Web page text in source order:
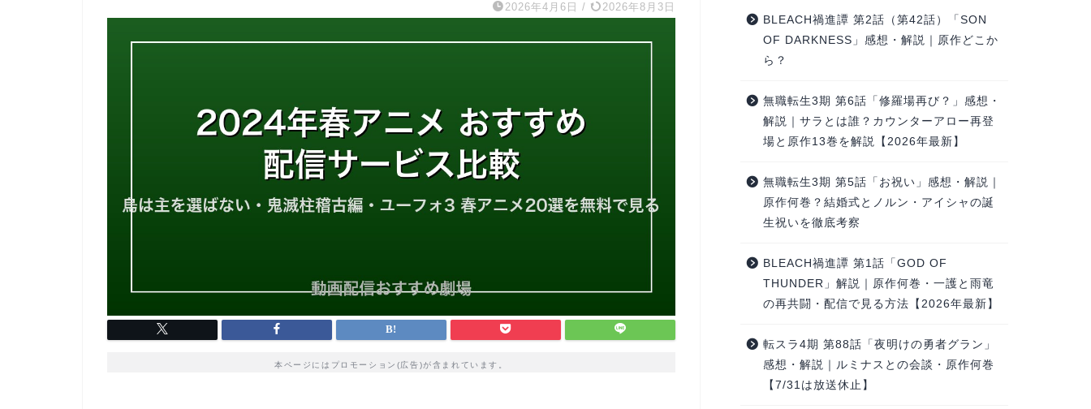
2026年4月6日 / 2026年8月3日
本ページにはプロモーション(広告)が含まれています。
BLEACH禍進譚 第2話（第42話）「SON
OF DARKNESS」感想・解説｜原作どこか
ら？
無職転生3期 第6話「修羅場再び？」感想・
解説｜サラとは誰？カウンターアロー再登
場と原作13巻を解説【2026年最新】
無職転生3期 第5話「お祝い」感想・解説｜
原作何巻？結婚式とノルン・アイシャの誕
生祝いを徹底考察
BLEACH禍進譚 第1話「GOD OF
THUNDER」解説｜原作何巻・一護と雨竜
の再共闘・配信で見る方法【2026年最新】
転スラ4期 第88話「夜明けの勇者グラン」
感想・解説｜ルミナスとの会談・原作何巻
【7/31は放送休止】